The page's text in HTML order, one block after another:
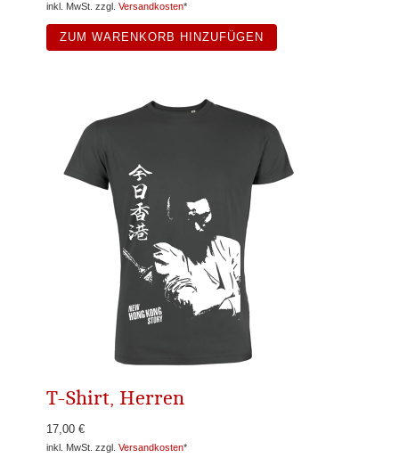
inkl. MwSt. zzgl. Versandkosten*
ZUM WARENKORB HINZUFÜGEN
T-Shirt, Herren
17,00 €
inkl. MwSt. zzgl. Versandkosten*